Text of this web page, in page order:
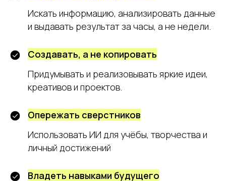
Искать информацию, анализировать данные
и выдавать результат за часы, а не недели.
Создавать, а не копировать
Придумывать и реализовывать яркие идеи,
креативов и проектов.
Опережать сверстников
Использовать ИИ для учёбы, творчества и
личный достижений
Владеть навыками будущего